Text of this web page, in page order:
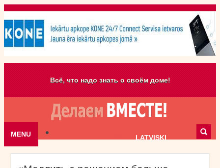
Всё, что надо знать о своём доме!
MENU LATVISKI
Skip to content